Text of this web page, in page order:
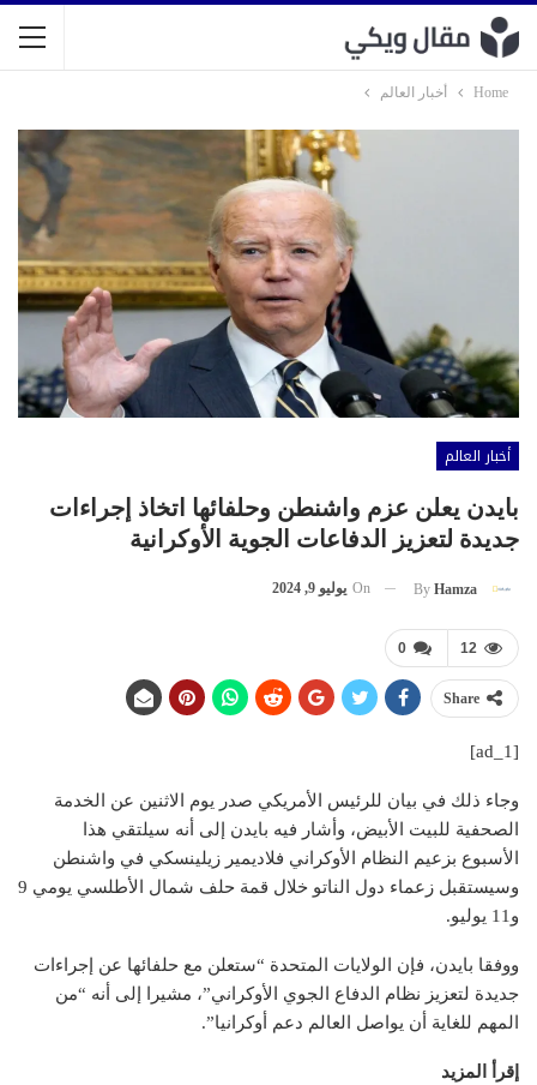
Home أخبار العالم
أخبار العالم
بايدن يعلن عزم واشنطن وحلفائها اتخاذ إجراءات
جديدة لتعزيز الدفاعات الجوية الأوكرانية
By Hamza
On يوليو 9, 2024
0 12
Share
[ad_1]
وجاء ذلك في بيان للرئيس الأمريكي صدر يوم الاثنين عن الخدمة
الصحفية للبيت الأبيض، وأشار فيه بايدن إلى أنه سيلتقي هذا
الأسبوع بزعيم النظام الأوكراني فلاديمير زيلينسكي في واشنطن
وسيستقبل زعماء دول الناتو خلال قمة حلف شمال الأطلسي يومي 9
و11 يوليو.
ووفقا بايدن، فإن الولايات المتحدة “ستعلن مع حلفائها عن إجراءات
جديدة لتعزيز نظام الدفاع الجوي الأوكراني”، مشيرا إلى أنه “من
المهم للغاية أن يواصل العالم دعم أوكرانيا”.
إقرأ المزيد